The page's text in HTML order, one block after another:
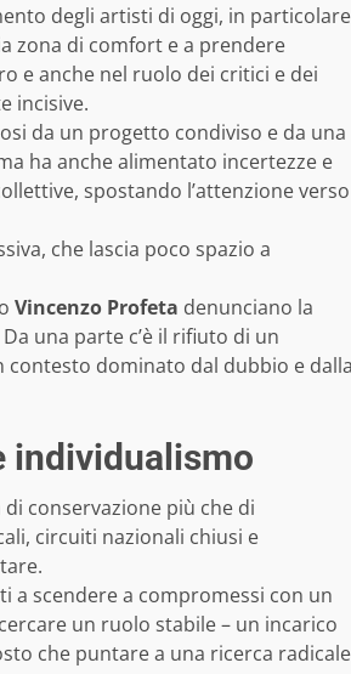
degli artisti di oggi, in particolare
zona di comfort e a prendere
e anche nel ruolo dei critici e dei
incisive.
da un progetto condiviso e da una
ha anche alimentato incertezze e
spostando l’attenzione verso
che lascia poco spazio a
o Vincenzo Profeta denunciano la
una parte c’è il rifiuto di un
contesto dominato dal dubbio e
individualismo
conservazione più che di
circuiti nazionali chiusi e
a scendere a compromessi con un
un ruolo stabile – un incarico
che puntare a una ricerca radicale